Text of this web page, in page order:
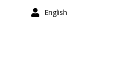
English